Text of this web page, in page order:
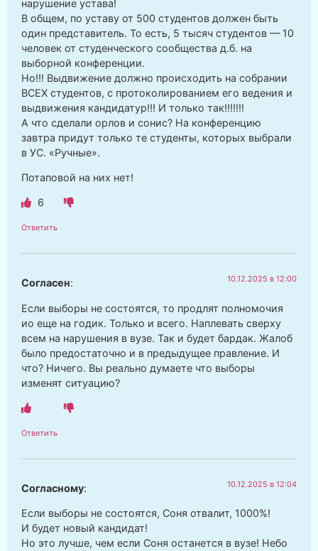
нарушение устава!
В общем, по уставу от 500 студентов должен быть
один представитель. То есть, 5 тысяч студентов — 10
человек от студенческого сообщества д.б. на
выборной конференции.
Но!!! Выдвижение должно происходить на собрании
ВСЕХ студентов, с протоколированием его ведения и
выдвижения кандидатур!!! И только так!!!!!!!
А что сделали орлов и сонис? На конференцию
завтра придут только те студенты, которых выбрали
в УС. «Ручные».
Потаповой на них нет!
6
Ответить
Согласен: 10.12.2025 в 12:00
Если выборы не состоятся, то продлят полномочия
ио еще на годик. Только и всего. Наплевать сверху
всем на нарушения в вузе. Так и будет бардак. Жалоб
было предостаточно и в предыдущее правление. И
что? Ничего. Вы реально думаете что выборы
изменят ситуацию?
Ответить
Согласному: 10.12.2025 в 12:04
Если выборы не состоятся, Соня отвалит, 1000%!
И будет новый кандидат!
Но это лучше, чем если Соня останется в вузе! Небо